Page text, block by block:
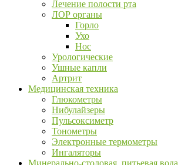
Лечение полости рта
ЛОР органы
Горло
Ухо
Нос
Урологические
Ушные капли
Артрит
Медицинская техника
Глюкометры
Нибулайзеры
Пульсоксиметр
Тонометры
Электронные термометры
Ингаляторы